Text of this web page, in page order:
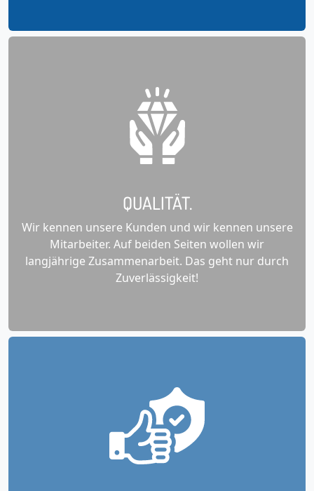
QUALITÄT.
Wir kennen unsere Kunden und wir kennen unsere
Mitarbeiter. Auf beiden Seiten wollen wir
langjährige Zusammenarbeit. Das geht nur durch
Zuverlässigkeit!